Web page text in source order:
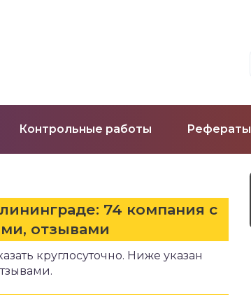
Контрольные работы Рефераты
74 компания с
отзывами
круглосуточно. Ниже указан